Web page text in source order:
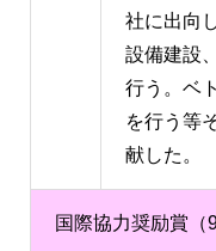
社に出向
設備建設
行う。ベ
を行う等
献した。
国際協力奨励賞（9